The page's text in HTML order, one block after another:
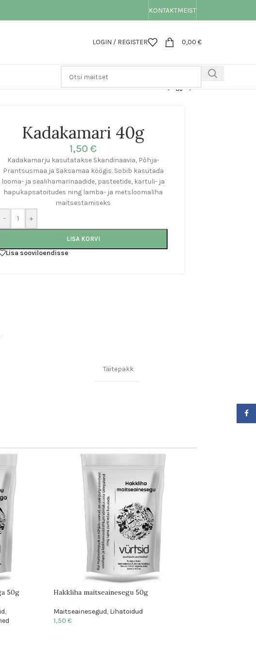
KONTAKTMEIST
LOGIN / REGISTER 0,00 €
Kadakamari 40g
1,50€
Kadakamarju kasutatakse Skandinaavia, Põhja-
Prantsusmaa ja Saksamaa köögis. Sobib kasutada
looma- ja sealihamarinaadide, pasteetide, kartuli- ja
hapukapsatoitudes ning lamba- ja metsloomaliha
maitsestamiseks
-
+
LISA KORVI
Lisa sooviloendisse
Täitepakk
50g
,
Hakkliha maitseainesegu 50g
Maitseainesegud, Lihatoidud
1,50€